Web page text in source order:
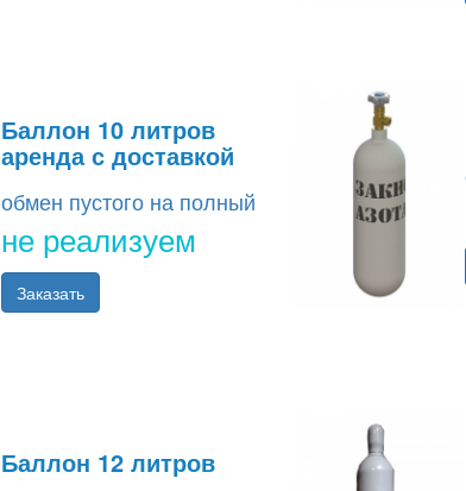
Баллон 10 литров
аренда с доставкой
обмен пустого на полный
не реализуем
Заказать
Баллон 12 литров